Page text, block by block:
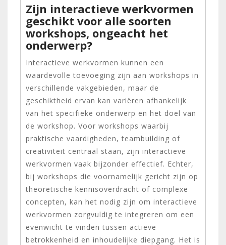
Zijn interactieve werkvormen
geschikt voor alle soorten
workshops, ongeacht het
onderwerp?
Interactieve werkvormen kunnen een
waardevolle toevoeging zijn aan workshops in
verschillende vakgebieden, maar de
geschiktheid ervan kan variëren afhankelijk
van het specifieke onderwerp en het doel van
de workshop. Voor workshops waarbij
praktische vaardigheden, teambuilding of
creativiteit centraal staan, zijn interactieve
werkvormen vaak bijzonder effectief. Echter,
bij workshops die voornamelijk gericht zijn op
theoretische kennisoverdracht of complexe
concepten, kan het nodig zijn om interactieve
werkvormen zorgvuldig te integreren om een
evenwicht te vinden tussen actieve
betrokkenheid en inhoudelijke diepgang. Het is